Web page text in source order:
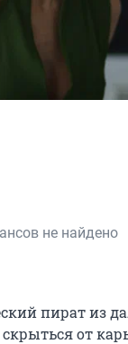
не найдено
пират из
от